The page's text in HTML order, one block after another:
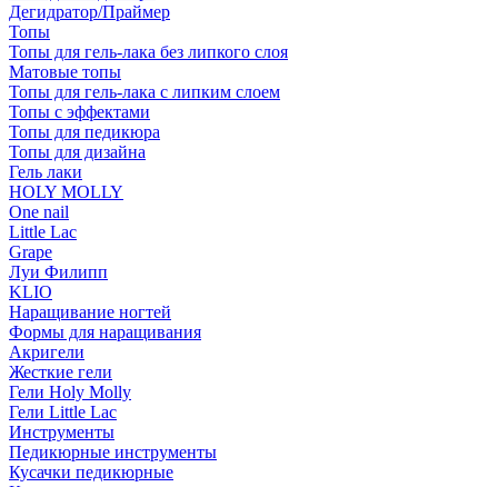
Дегидратор/Праймер
Топы
Топы для гель-лака без липкого слоя
Матовые топы
Топы для гель-лака с липким слоем
Топы с эффектами
Топы для педикюра
Топы для дизайна
Гель лаки
HOLY MOLLY
One nail
Little Lac
Grape
Луи Филипп
KLIO
Наращивание ногтей
Формы для наращивания
Акригели
Жесткие гели
Гели Holy Molly
Гели Little Lac
Инструменты
Педикюрные инструменты
Кусачки педикюрные